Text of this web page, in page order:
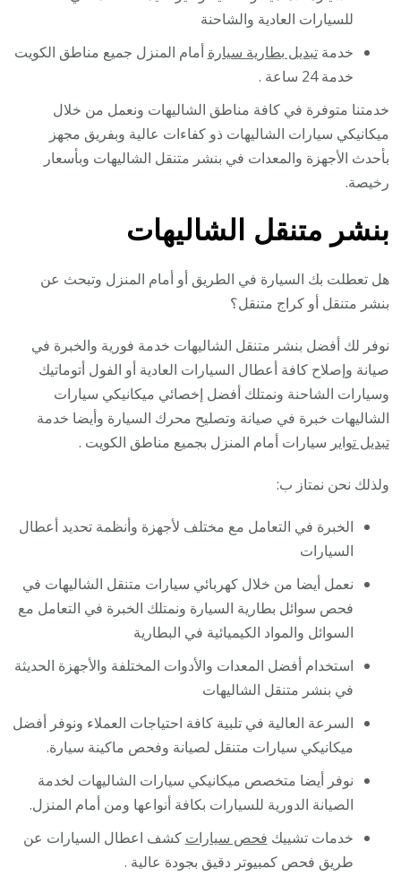
للسيارات العادية والشاحنة
خدمةتبديل بطارية سيارة أمام المنزل جميع مناطق الكويت
خدمة 24 ساعة .
خدمتنا متوفرة في كافة مناطق الشاليهات ونعمل من خلال
ميكانيكي سيارات الشاليهات ذو كفاءات عالية وبفريق مجهز
بأحدث الأجهزة والمعدات في بنشر متنقل الشاليهات وبأسعار
رخيصة.
بنشر متنقل الشاليهات
هل تعطلت بك السيارة في الطريق أو أمام المنزل وتبحث عن
بنشر متنقل أو كراج متنقل؟
نوفر لك أفضل بنشر متنقل الشاليهات خدمة فورية والخبرة في
صيانة وإصلاح كافة أعطال السيارات العادية أو الفول أتوماتيك
وسيارات الشاحنة ونمتلك أفضل إخصائي ميكانيكي سيارات
الشاليهات خبرة في صيانة وتصليح محرك السيارة وأيضا خدمة
تبديل تواير سيارات أمام المنزل بجميع مناطق الكويت .
ولذلك نحن نمتاز ب:
الخبرة في التعامل مع مختلف لأجهزة وأنظمة تحديد أعطال
السيارات
نعمل أيضا من خلال كهربائي سيارات متنقل الشاليهات في
فحص سوائل بطارية السيارة ونمتلك الخبرة في التعامل مع
السوائل والمواد الكيميائية في البطارية
استخدام أفضل المعدات والأدوات المختلفة والأجهزة الحديثة
في بنشر متنقل الشاليهات
السرعة العالية في تلبية كافة احتياجات العملاء ونوفر أفضل
ميكانيكي سيارات متنقل لصيانة وفحص ماكينة سيارة.
نوفر أيضا متخصص ميكانيكي سيارات الشاليهات لخدمة
الصيانة الدورية للسيارات بكافة أنواعها ومن أمام المنزل.
خدمات تشييك فحص سيارات كشف اعطال السيارات عن
طريق فحص كمبيوتر دقيق بجودة عالية .